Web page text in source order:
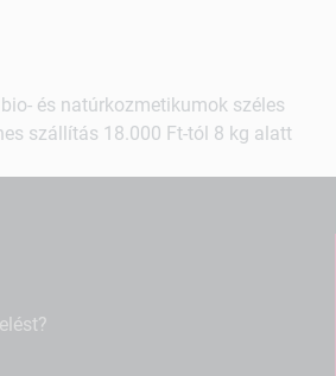
és natúrkozmetikumok széles
szállítás 18.000 Ft-tól 8 kg alatt